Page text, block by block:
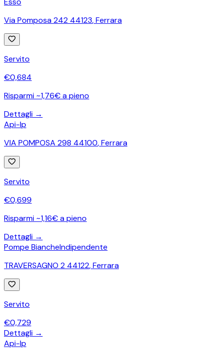
Via Pomposa 242 44123,Ferrara
Servito
€0,684
Risparmi ~1,76€ a pieno
Dettagli →
Api-Ip
VIA POMPOSA 298 44100,Ferrara
Servito
€0,699
Risparmi ~1,16€ a pieno
Dettagli →
Pompe BiancheIndipendente
TRAVERSAGNO 2 44122,Ferrara
Servito
€0,729
Dettagli →
Api-Ip